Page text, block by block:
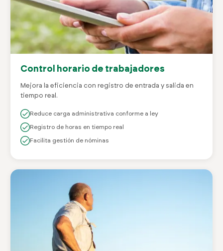
Control horario de trabajadores
Mejora la eficiencia con registro de entrada y salida en
tiempo real.
Reduce carga administrativa conforme a ley
Registro de horas en tiempo real
Facilita gestión de nóminas